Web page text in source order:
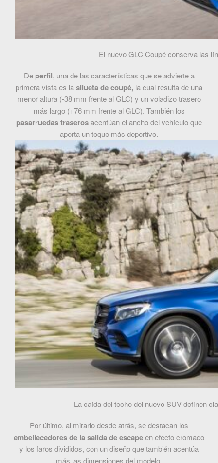
El nuevo GLC Coupé conserva las
Deperfil, una de las características que se advierte a
primera vista es lasilueta de coupé, la cual resulta de una
menor altura (-38 mm frente al GLC) y un voladizo trasero
más largo (+76 mm frente al GLC). También los
pasarruedas traserosacentúan el ancho del vehículo que
aporta un toque más deportivo.
La caída del techo del nuevo SUV definen
Por último, al mirarlo desde atrás, se destacan los
embellecedores de la salida de escapeen efecto cromado
y los faros divididos, con un diseño que también acentúa
más las dimensiones del modelo.